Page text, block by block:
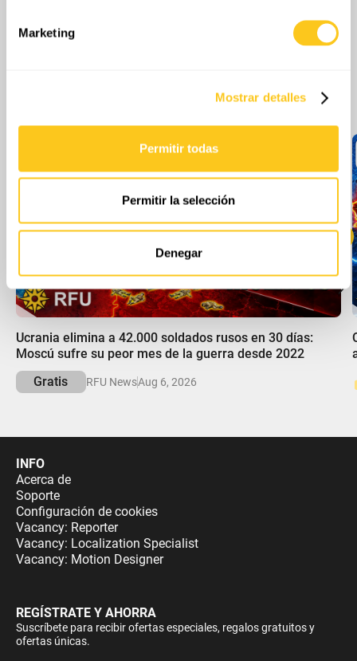
Obtenga más información sobre cómo se procesan sus
consentimiento en cualquier momento en la Declaración
Las cookies de este sitio web se usan para personalizar
el contenido y los anuncios, ofrecer funciones de redes
información sobre el uso que haga del sitio web con
nuestros partners de redes sociales, publicidad y análisis
web, quienes pueden combinarla con otra información
que les haya proporcionado o que hayan recopilado a
Marketing
Mostrar detalles
Permitir todas
Permitir la selección
Denegar
Ucrania elimina a 42.000 soldados rusos en 30 días:
Moscú sufre su peor mes de la guerra desde 2022
Gratis
RFU NewsAug 6, 2026
INFO
Acerca de
Soporte
Configuración de cookies
Vacancy: Reporter
Vacancy: Localization Specialist
Vacancy: Motion Designer
REGÍSTRATE Y AHORRA
Suscríbete para recibir ofertas especiales, regalos gratuitos y
ofertas únicas.